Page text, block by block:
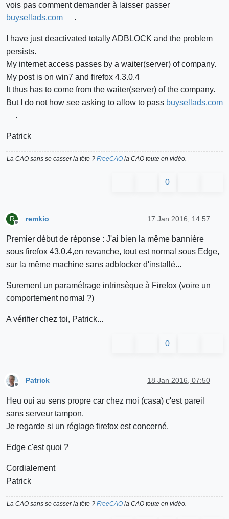
vois pas comment demander à laisser passer
buysellads.com
.
I have just deactivated totally ADBLOCK and the problem
persists.
My internet access passes by a waiter(server) of company.
My post is on win7 and firefox 4.3.0.4
It thus has to come from the waiter(server) of the company.
But I do not how see asking to allow to pass buysellads.com
.
Patrick
La CAO sans se casser la tête ? FreeCAO la CAO toute en vidéo.
0
R remkio 17 Jan 2016, 14:57
Premier début de réponse : J'ai bien la même bannière
sous firefox 43.0.4,en revanche, tout est normal sous Edge,
sur la même machine sans adblocker d'installé...
Surement un paramétrage intrinsèque à Firefox (voire un
comportement normal ?)
A vérifier chez toi, Patrick...
0
Offline
Patrick 18 Jan 2016, 07:50
Heu oui au sens propre car chez moi (casa) c'est pareil
sans serveur tampon.
Je regarde si un réglage firefox est concerné.
Edge c'est quoi ?
Cordialement
Patrick
La CAO sans se casser la tête ? FreeCAO la CAO toute en vidéo.